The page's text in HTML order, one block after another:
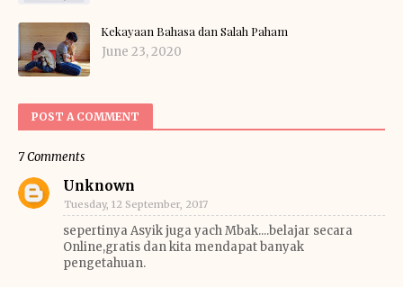
Kekayaan Bahasa dan Salah Paham
June 23, 2020
POST A COMMENT
7 Comments
Unknown
Tuesday, 12 September, 2017
sepertinya Asyik juga yach Mbak....belajar secara
Online,gratis dan kita mendapat banyak
pengetahuan.